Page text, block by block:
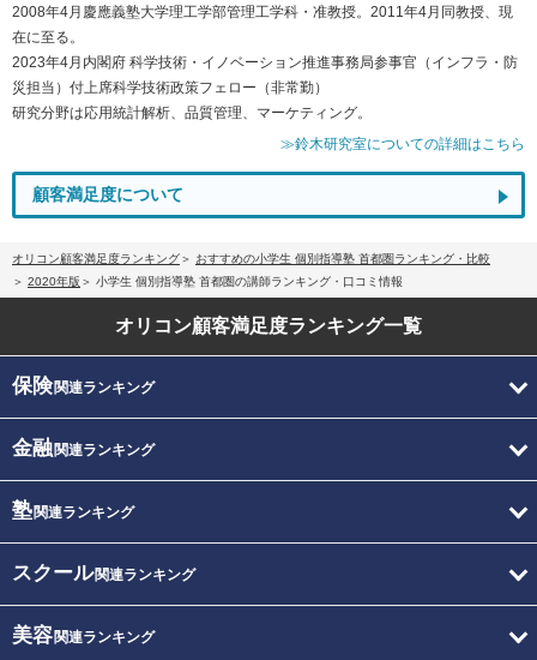
2008年4月慶應義塾大学理工学部管理工学科・准教授。2011年4月同教授、現
在に至る。
2023年4月内閣府 科学技術・イノベーション推進事務局参事官（インフラ・防
災担当）付上席科学技術政策フェロー（非常勤）
研究分野は応用統計解析、品質管理、マーケティング。
≫鈴木研究室についての詳細はこちら
顧客満足度について
オリコン顧客満足度ランキング
おすすめの小学生 個別指導塾 首都圏ランキング・比較
2020年版
小学生 個別指導塾 首都圏の講師ランキング・口コミ情報
オリコン顧客満足度ランキング一覧
保険関連ランキング
金融関連ランキング
塾関連ランキング
スクール関連ランキング
美容関連ランキング